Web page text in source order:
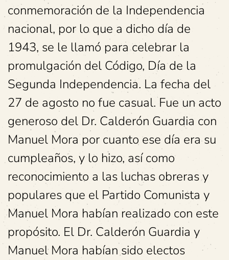
conmemoración de la Independencia
nacional, por lo que a dicho día de
1943, se le llamó para celebrar la
promulgación del Código, Día de la
Segunda Independencia. La fecha del
27 de agosto no fue casual. Fue un acto
generoso del Dr. Calderón Guardia con
Manuel Mora por cuanto ese día era su
cumpleaños, y lo hizo, así como
reconocimiento a las luchas obreras y
populares que el Partido Comunista y
Manuel Mora habían realizado con este
propósito. El Dr. Calderón Guardia y
Manuel Mora habían sido electos